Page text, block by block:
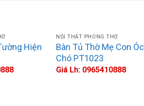
Hiện
NỘI THẤT PHÒNG THỜ
Bàn Tủ Thờ Mẹ Con Óc
Chó PT1023
Giá Lh: 0965410888